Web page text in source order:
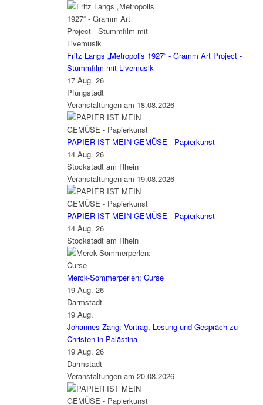
Fritz Langs „Metropolis 1927“ - Gramm Art Project -
Stummfilm mit Livemusik
17 Aug. 26
Pfungstadt
Veranstaltungen am 18.08.2026
PAPIER IST MEIN GEMÜSE - Papierkunst
14 Aug. 26
Stockstadt am Rhein
Veranstaltungen am 19.08.2026
PAPIER IST MEIN GEMÜSE - Papierkunst
14 Aug. 26
Stockstadt am Rhein
Merck-Sommerperlen: Curse
19 Aug. 26
Darmstadt
19 Aug.
Johannes Zang: Vortrag, Lesung und Gespräch zu
Christen in Palästina
19 Aug. 26
Darmstadt
Veranstaltungen am 20.08.2026